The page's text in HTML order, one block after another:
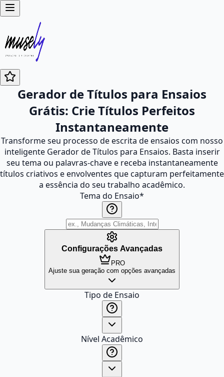
Gerador de Títulos para Ensaios
Grátis: Crie Títulos Perfeitos
Instantaneamente
Transforme seu processo de escrita de ensaios com nosso
inteligente Gerador de Títulos para Ensaios. Basta inserir
seu tema ou palavras-chave e receba instantaneamente
títulos criativos e envolventes que capturam perfeitamente
a essência do seu trabalho acadêmico.
Tema do Ensaio*
Configurações Avançadas
PRO
Ajuste sua geração com opções avançadas
Tipo de Ensaio
Nível Acadêmico